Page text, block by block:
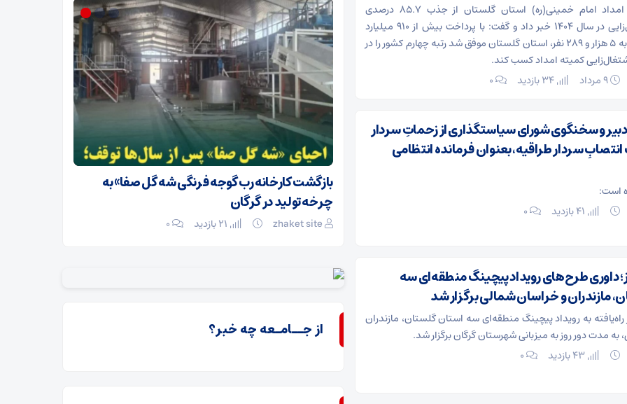
مدیرکل کمیته امداد امام خمینی(ره) استان گلستان از جذب ۸۵.۷ درصدی
اعتبارات اشتغال‌زایی در سال ۱۴۰۴ خبر داد و گفت: با پرداخت بیش از ۹۱۰ میلیارد
تومان تسهیلات به ۵ هزار و ۲۸۹ نفر، استان گلستان موفق شد رتبه چهارم کشور را در
کمیته امداد کسب کند.
۰
دبیر و سخنگوی شورای سیاستگذاری از زحماتِ سردار
انتصابِ سردار طراقیه، بعنوان فرمانده انتظامی
است:
۰
داوری طرح‌های رویداد پیچینگ منطقه‌ای سه
مازندران و خراسان شمالی برگزار شد
به رویداد پیچینگ منطقه‌ای سه استان گلستان، مازندران
به مدت دور روز به میزبانی شهرستان گرگان برگزار شد.
۰
فیبرنوری نیازمند همکاری مشترکین
بازگشت کارخانه رب گوجه فرنگی شه گل صفا» به
چرخه تولید در گرگان
zhaket site ۰
از جــامـعه چه خبر؟